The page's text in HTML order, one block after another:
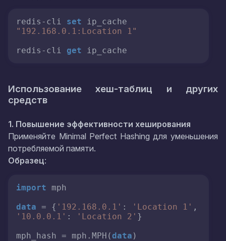
redis-cli set
"192.168.0.1:Location 1"
redis-cli get ip_cache
Использование хеш-таблиц и других
средств
1. Повышение эффективности хеширования
Применяйте Minimal Perfect Hashing для уменьшения
потребляемой памяти.
Образец:
import mph
data = { '192.168.0.1' : 'Location 1'
'10.0.0.1' : 'Location 2' }
mph_hash = mph.MPH(data )